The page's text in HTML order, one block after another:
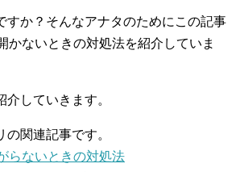
すか？そんなアナタのためにこの記事
かないときの対処法を紹介していま
していきます。
関連記事です。
らないときの対処法